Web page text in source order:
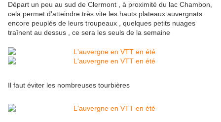
Départ un peu au sud de Clermont , à proximité du lac Chambon,
cela permet d'atteindre très vite les hauts plateaux auvergnats
encore peuplés de leurs troupeaux , quelques petits nuages
traînent au dessus , ce sera les seuls de la semaine
Il faut éviter les nombreuses tourbières